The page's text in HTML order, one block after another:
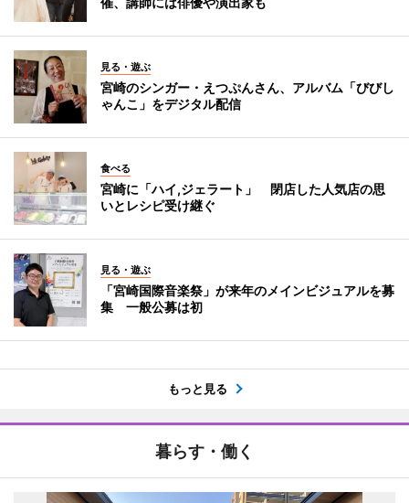
見る・遊ぶ
宮崎のシンガー・えつぷんさん、アルバム「びびし
ゃんこ」をデジタル配信
食べる
宮崎に「ハイ,ジェラート」 閉店した人気店の思
いとレシピ受け継ぐ
見る・遊ぶ
「宮崎国際音楽祭」が来年のメインビジュアルを募
集 一般公募は初
もっと見る
暮らす・働く